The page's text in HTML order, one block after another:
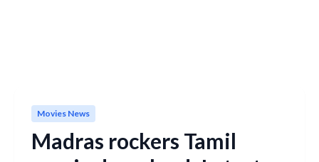
Movies News
Madras rockers Tamil